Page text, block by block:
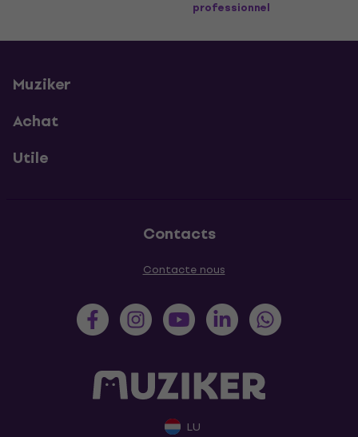
professionnel
Muziker
Achat
Utile
Contacts
Contacte nous
LU